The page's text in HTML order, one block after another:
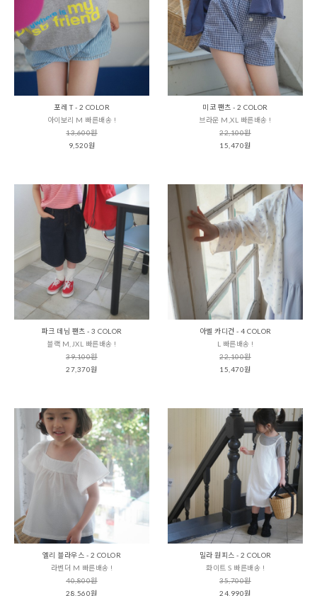
포레 T - 2 COLOR
아이보리 M 빠른배송 !
13,600원
9,520원
미코 팬츠 - 2 COLOR
브라운 M,XL 빠른배송 !
22,100원
15,470원
파크 데님 팬츠 - 3 COLOR
블랙 M,JXL 빠른배송 !
39,100원
27,370원
아벨 카디건 - 4 COLOR
L 빠른배송 !
22,100원
15,470원
엘리 블라우스 - 2 COLOR
라벤더 M 빠른배송 !
40,800원
28,560원
밀라 원피스 - 2 COLOR
화이트 S 빠른배송 !
35,700원
24,990원